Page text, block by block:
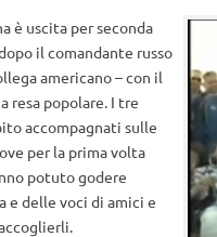
è uscita per seconda
il comandante russo
americano – con il
resa popolare. I tre
accompagnati sulle
per la prima volta
potuto godere
e delle voci di amici e